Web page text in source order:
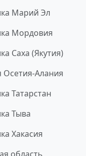
Марий Эл
Мордовия
Саха (Якутия)
Осетия-Алания
Татарстан
Тыва
Хакасия